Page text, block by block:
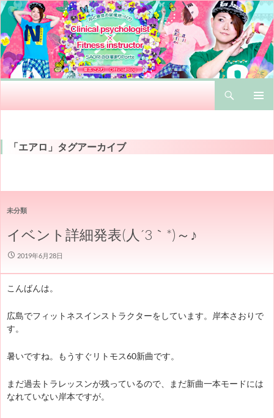
ン
キ
プ
「エアロ」タグアーカイブ
未分類
イベント詳細発表(人´3｀*)～♪
2019年6月28日
こんばんは。
広島でフィットネスインストラクターをしています。岸本さおりで
す。
暑いですね。もうすぐリトモス60新曲です。
まだ過去トラレッスンが残っているので、まだ新曲一本モードには
なれていない岸本ですが。